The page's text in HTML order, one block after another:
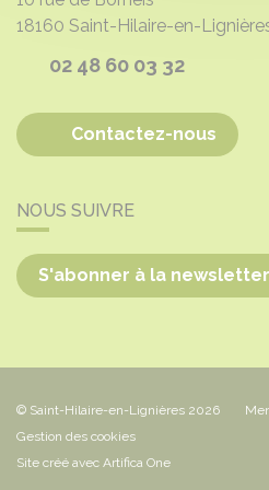
18160 Saint-Hilaire-en-
02 48 60 03 32
Contactez-nous
NOUS SUIVRE
S'abonner à la newsletter
© Saint-Hilaire-en-Lignières 2026
Gestion des cookies
Site créé avec Artifica One